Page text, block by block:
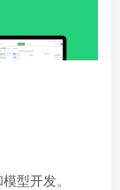
型开发。